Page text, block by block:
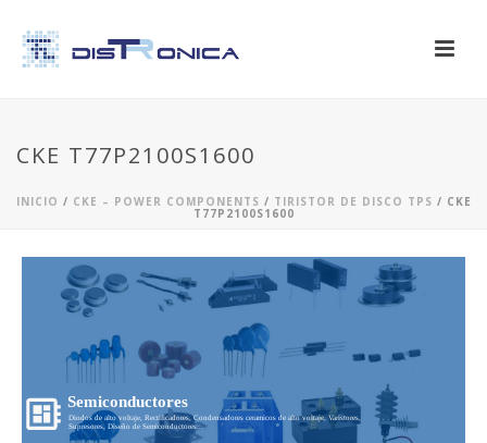
CKE T77P2100S1600
INICIO / CKE – POWER COMPONENTS / TIRISTOR DE DISCO TPS / CKE
T77P2100S1600
Semiconductores
Diodos de alto voltaje, Rectificadores, Condensadores ceramicos de alto voltaje, Varistores,
Supresores, Diseño de Semiconductores...